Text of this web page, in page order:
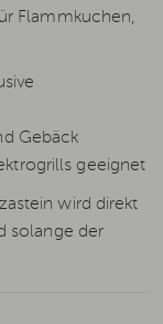
Flammkuchen,
Gebäck
geeignet
wird direkt
solange der